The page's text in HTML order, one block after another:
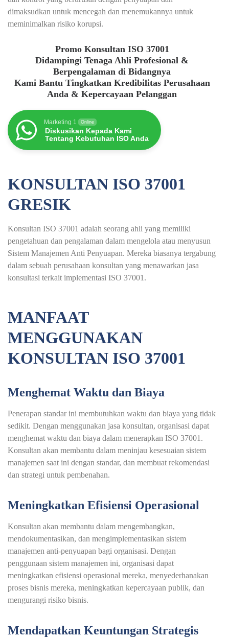
dimaksudkan untuk mencegah dan menemukannya untuk
meminimalkan risiko korupsi.
Promo Konsultan ISO 37001
Didampingi Tenaga Ahli Profesional &
Berpengalaman di Bidangnya
Kami Bantu Tingkatkan Kredibilitas Perusahaan
Anda & Kepercayaan Pelanggan
Marketing 1 Online
Diskusikan Kepada Kami
Tentang Kebutuhan ISO Anda
KONSULTAN ISO 37001
GRESIK
Konsultan ISO 37001 adalah seorang ahli yang memiliki
pengetahuan dan pengalaman dalam mengelola atau menyusun
Sistem Manajemen Anti Penyuapan. Mereka biasanya tergabung
dalam sebuah perusahaan konsultan yang menawarkan jasa
konsultasi terkait implementasi ISO 37001.
MANFAAT
MENGGUNAKAN
KONSULTAN ISO 37001
Menghemat Waktu dan Biaya
Penerapan standar ini membutuhkan waktu dan biaya yang tidak
sedikit. Dengan menggunakan jasa konsultan, organisasi dapat
menghemat waktu dan biaya dalam menerapkan ISO 37001.
Konsultan akan membantu dalam meninjau kesesuaian sistem
manajemen saat ini dengan standar, dan membuat rekomendasi
dan strategi untuk pembenahan.
Meningkatkan Efisiensi Operasional
Konsultan akan membantu dalam mengembangkan,
mendokumentasikan, dan mengimplementasikan sistem
manajemen anti-penyuapan bagi organisasi. Dengan
penggunaan sistem manajemen ini, organisasi dapat
meningkatkan efisiensi operasional mereka, menyederhanakan
proses bisnis mereka, meningkatkan kepercayaan publik, dan
mengurangi risiko bisnis.
Mendapatkan Keuntungan Strategis